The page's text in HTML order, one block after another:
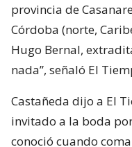
provincia de
Córdoba (norte,
Hugo Bernal,
nada”, señaló El
Castañeda dijo a El
invitado a la boda
conoció cuando